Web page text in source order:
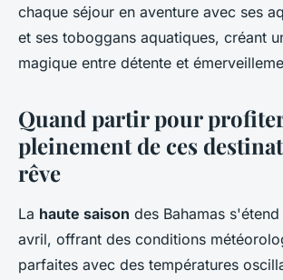
chaque séjour en aventure avec ses
et ses toboggans aquatiques, créant
magique entre détente et
Quand partir pour
pleinement de ces
rêve
La haute saison des Bahamas
avril, offrant des conditions
parfaites avec des températures